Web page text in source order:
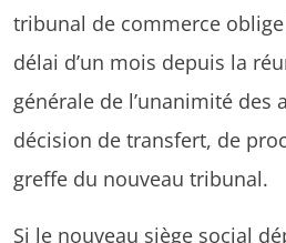
tribunal de commerce
délai d’un mois depuis la
générale de l’unanimité des
décision de transfert, de
greffe du nouveau tribunal.
Si le nouveau siège social